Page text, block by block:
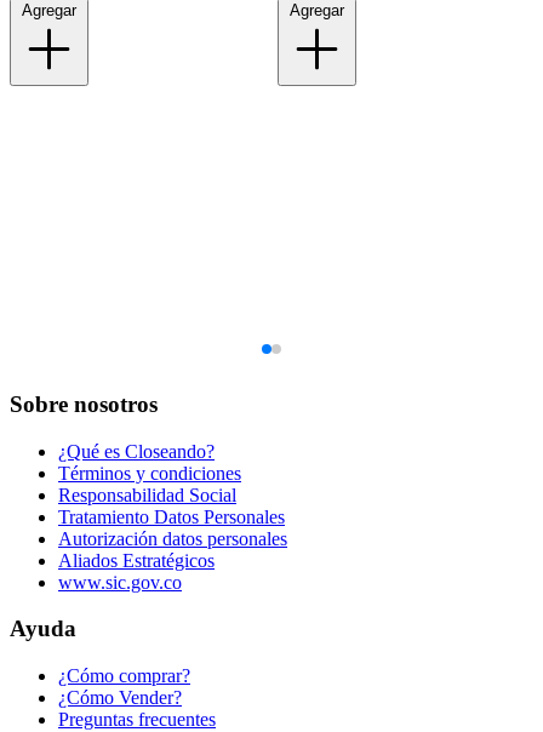
Agregar Agregar
Sobre nosotros
¿Qué es Closeando?
Términos y condiciones
Responsabilidad Social
Tratamiento Datos Personales
Autorización datos personales
Aliados Estratégicos
www.sic.gov.co
Ayuda
¿Cómo comprar?
¿Cómo Vender?
Preguntas frecuentes